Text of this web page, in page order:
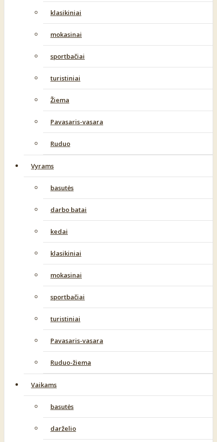
klasikiniai
mokasinai
sportbačiai
turistiniai
Žiema
Pavasaris-vasara
Ruduo
Vyrams
basutės
darbo batai
kedai
klasikiniai
mokasinai
sportbačiai
turistiniai
Pavasaris-vasara
Ruduo-žiema
Vaikams
basutės
darželio